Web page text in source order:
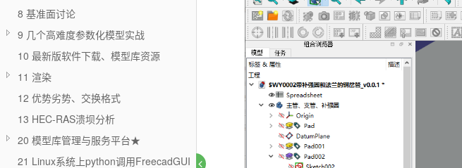
8 基准面讨论
9 几个高难度参数化模型实战
10 最新版软件下载、模型库资源
11 渲染
12 优势劣势、交换格式
13 HEC-RAS溃坝分析
20 模型库管理与服务平台★
21 Linux系统上python调用FreecadGUI